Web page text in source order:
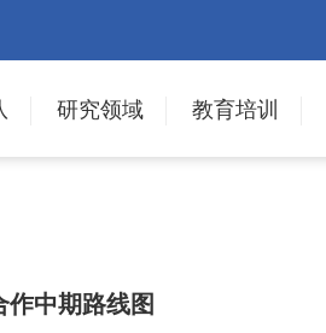
研究领域 教育培训
中期路线图